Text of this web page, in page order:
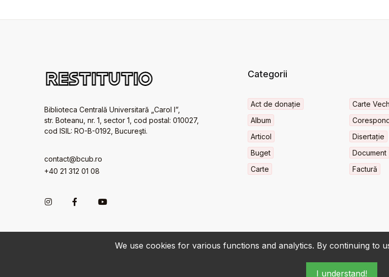
We use cookies for various functions and analytics. By continuing to
I understand!
Biblioteca Centrală Universitară „Carol I”,
str. Boteanu, nr. 1, sector 1, cod postal: 010027,
cod ISIL: RO-B-0192, Bucureşti.
contact@bcub.ro
+40 21 312 01 08
Categorii
Act de donație
Album
Articol
Buget
Carte
Carte
Disertație
Document
Factură